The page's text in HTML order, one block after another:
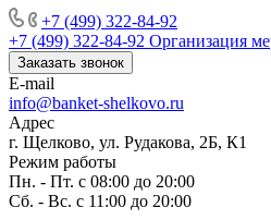
+7 (499) 322-84-92
+7 (499) 322-84-92 Организация
Заказать звонок
E-mail
info@banket-shelkovo.ru
Адрес
г. Щелково, ул. Рудакова, 2Б, К1
Режим работы
Пн. - Пт. с 08:00 до 20:00
Сб. - Вс. с 11:00 до 20:00